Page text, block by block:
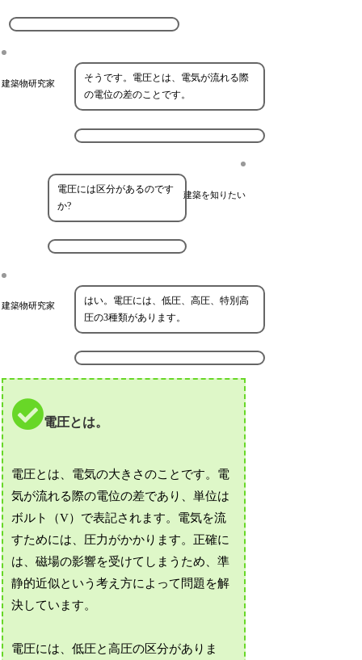
建築物研究家
そうです。電圧とは、電気が流れる際
の電位の差のことです。
建築を知りたい
電圧には区分があるのです
か?
建築物研究家
はい。電圧には、低圧、高圧、特別高
圧の3種類があります。
電圧とは。
電圧とは、電気の大きさのことです。電
気が流れる際の電位の差であり、単位は
ボルト（V）で表記されます。電気を流
すためには、圧力がかかります。正確に
は、磁場の影響を受けてしまうため、準
静的近似という考え方によって問題を解
決しています。
電圧には、低圧と高圧の区分がありま